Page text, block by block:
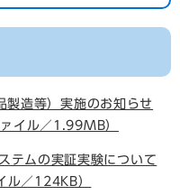
製造等）実施のお知らせ
イル／1.99MB）
テムの実証実験について
ル／124KB）